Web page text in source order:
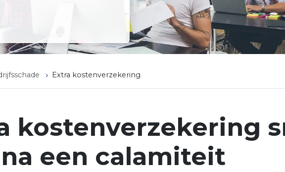
Extra kostenverzekering
kostenverzekering
een calamiteit